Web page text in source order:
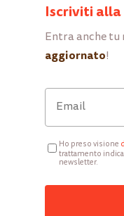
Iscriviti
Entra anche tu
aggiornato!
Ho preso visione d
trattamento
newsletter.